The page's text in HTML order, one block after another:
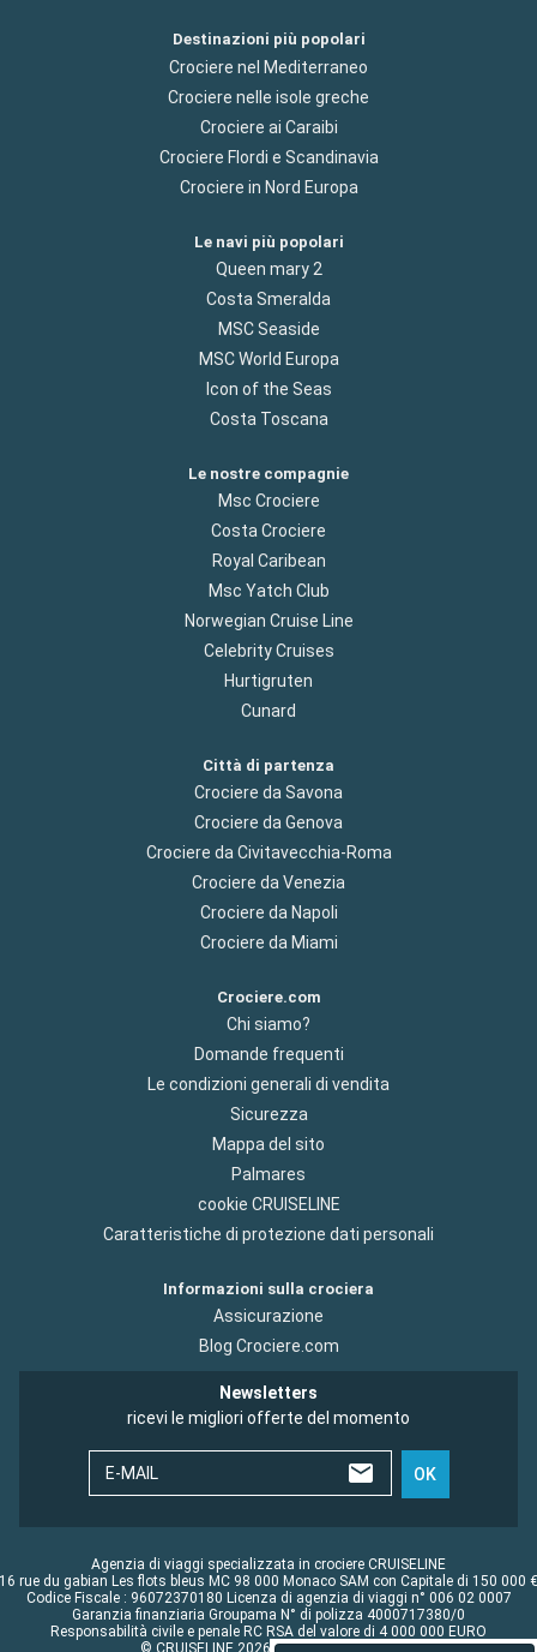
Destinazioni più popolari
Crociere nel Mediterraneo
Crociere nelle isole greche
Crociere ai Caraibi
Crociere Flordi e Scandinavia
Crociere in Nord Europa
Le navi più popolari
Queen mary 2
Costa Smeralda
MSC Seaside
MSC World Europa
Icon of the Seas
Costa Toscana
Le nostre compagnie
Msc Crociere
Costa Crociere
Royal Caribean
Msc Yatch Club
Norwegian Cruise Line
Celebrity Cruises
Hurtigruten
Cunard
Città di partenza
Crociere da Savona
Crociere da Genova
Crociere da Civitavecchia-Roma
Crociere da Venezia
Crociere da Napoli
Crociere da Miami
Crociere.com
Chi siamo?
Domande frequenti
Le condizioni generali di vendita
Sicurezza
Mappa del sito
Palmares
cookie CRUISELINE
Caratteristiche di protezione dati personali
Informazioni sulla crociera
Assicurazione
Blog Crociere.com
Newsletters
ricevi le migliori offerte del momento
E-MAIL OK
Agenzia di viaggi specializzata in crociere CRUISELINE
16 rue du gabian Les flots bleus MC 98 000 Monaco SAM con Capitale di 150 000 €
Codice Fiscale : 96072370180 Licenza di agenzia di viaggi n° 006 02 0007
Garanzia finanziaria Groupama N° di polizza 4000717380/0
Responsabilità civile e penale RC RSA del valore di 4 000 000 EURO